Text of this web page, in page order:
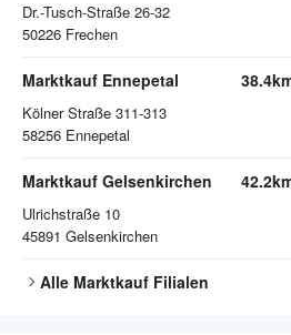
Dr.-Tusch-Straße 26-32
50226 Frechen
Marktkauf Ennepetal
Kölner Straße 311-313
58256 Ennepetal
Marktkauf Gelsenkirchen
Ulrichstraße 10
45891 Gelsenkirchen
Alle Marktkauf Filialen